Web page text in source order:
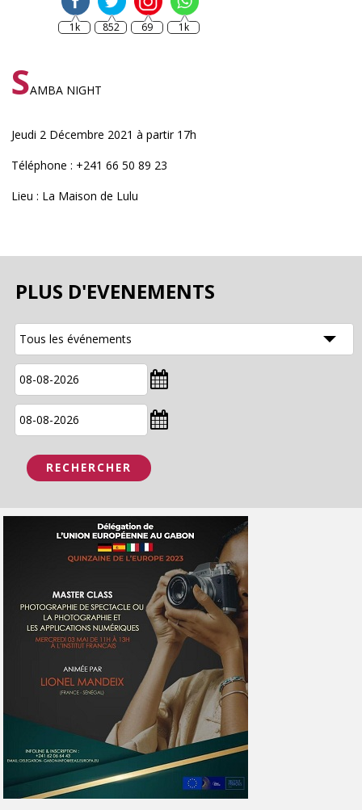
1k 852 69 1k
SAMBA NIGHT
Jeudi 2 Décembre 2021 à partir 17h
Téléphone : +241 66 50 89 23
Lieu : La Maison de Lulu
PLUS D'EVENEMENTS